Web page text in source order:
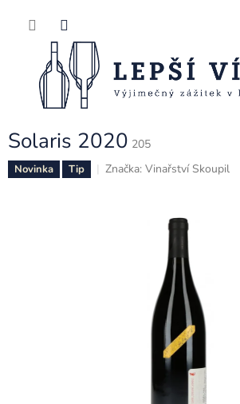
Solaris 2020 205
Novinka Tip Značka: Vinařství Skoupil